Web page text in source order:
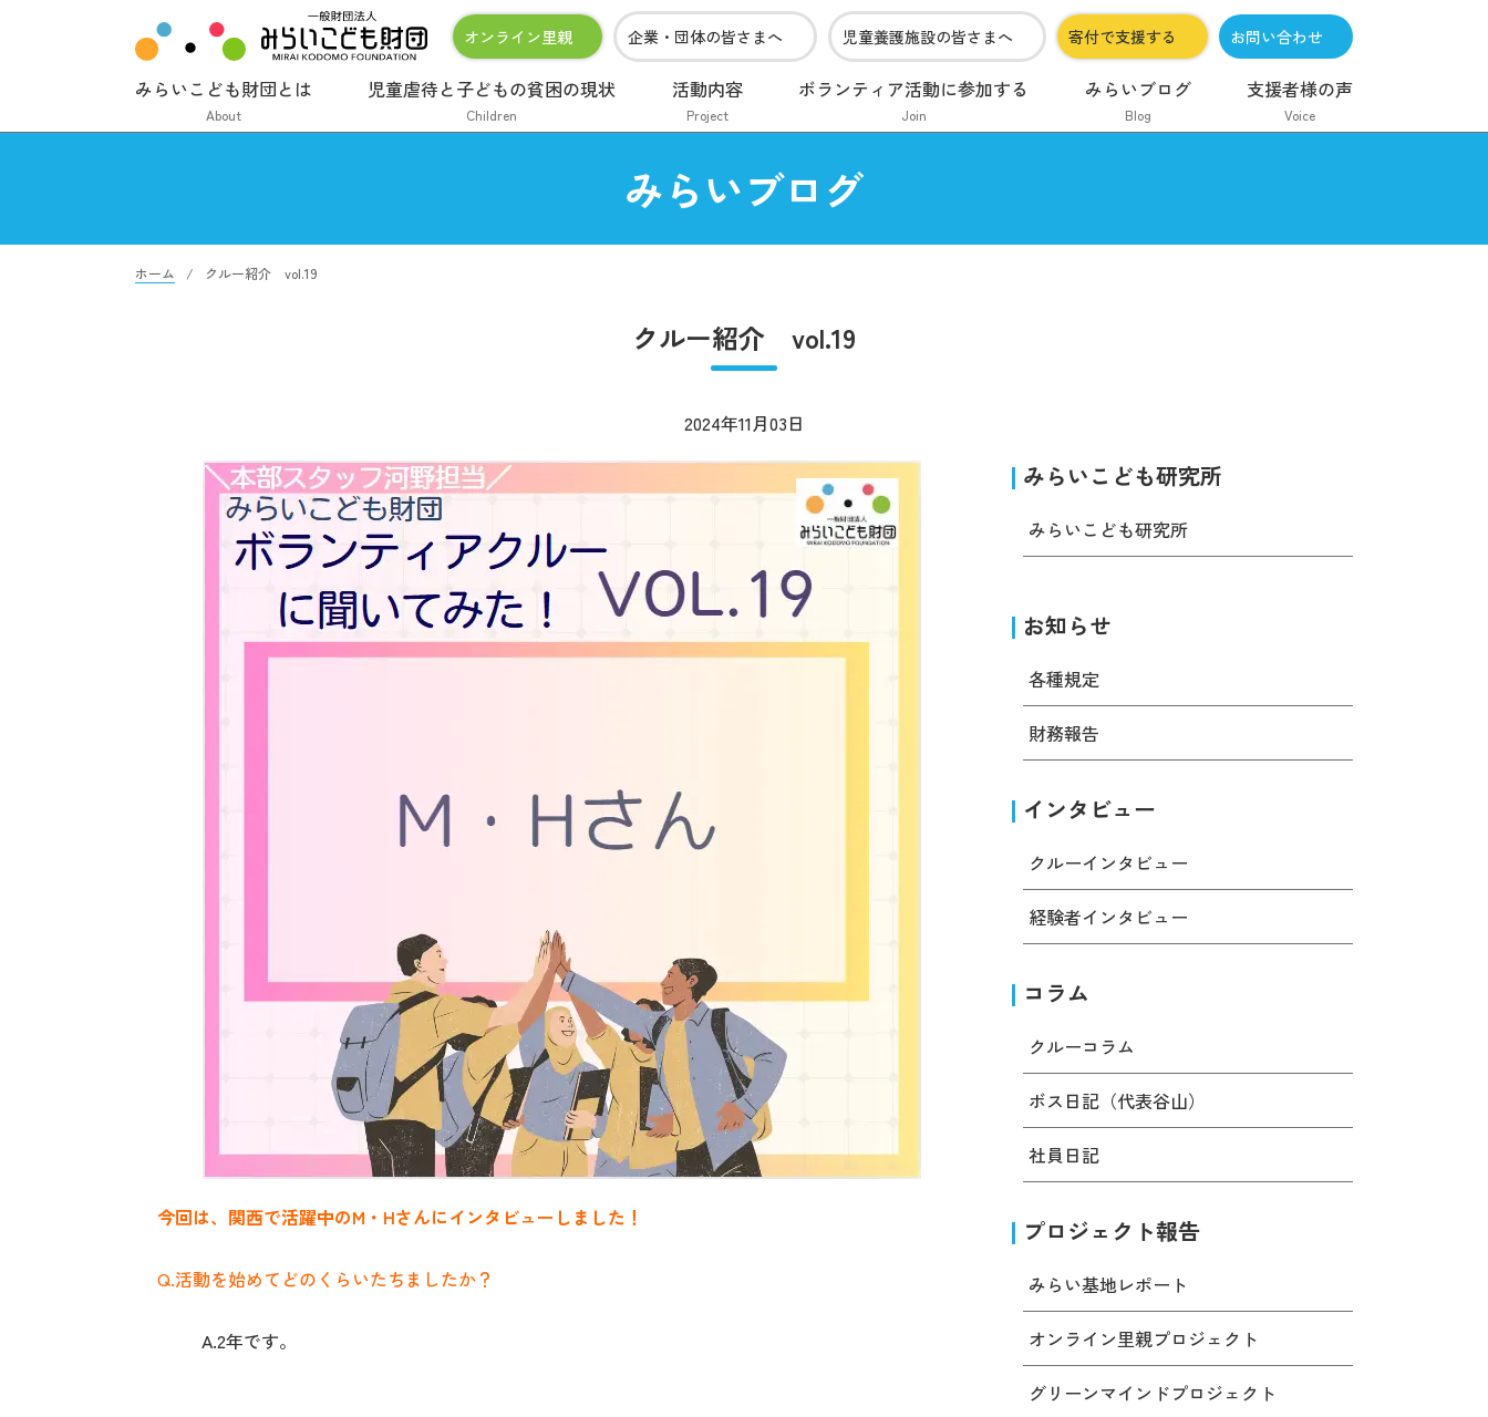
オンライン里親 企業・団体の皆さまへ 児童養護施設の皆さまへ 寄付で支援する お問い合わせ
みらいこども財団とは
About
児童虐待と子どもの貧困の現状
Children
活動内容
Project
ボランティア活動に参加する
Join
みらいブログ
Blog
支援者様の声
Voice
みらいブログ
ホーム クルー紹介 vol.19
クルー紹介 vol.19
2024年11月03日
今回は、関西で活躍中のM・Hさんにインタビューしました！
Q.活動を始めてどのくらいたちましたか？
A.2年です。
みらいこども研究所
みらいこども研究所
お知らせ
各種規定
財務報告
インタビュー
クルーインタビュー
経験者インタビュー
コラム
クルーコラム
ボス日記（代表谷山）
社員日記
プロジェクト報告
みらい基地レポート
オンライン里親プロジェクト
グリーンマインドプロジェクト